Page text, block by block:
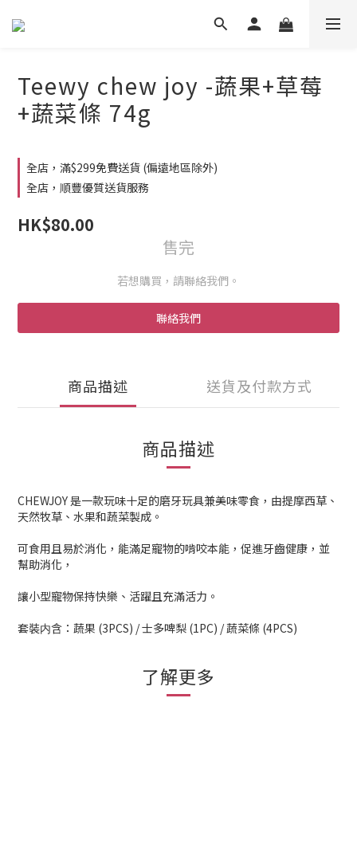
Teewy chew joy -蔬果+草莓
+蔬菜條 74g
全店，滿$299免費送貨 (偏遠地區除外)
全店，順豐優質送貨服務
HK$80.00
售完
若想購買，請聯絡我們。
聯絡我們
商品描述 送貨及付款方式
商品描述
CHEWJOY 是一款玩味十足的磨牙玩具兼美味零食，由提摩西草、
天然牧草、水果和蔬菜製成。
可食用且易於消化，能滿足寵物的啃咬本能，促進牙齒健康，並
幫助消化，
讓小型寵物保持快樂、活躍且充滿活力。
套裝内含：蔬果 (3PCS) / 士多啤梨 (1PC) / 蔬菜條 (4PCS)
了解更多